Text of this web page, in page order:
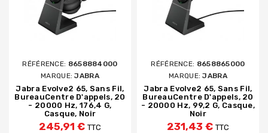
RÉFÉRENCE: 8658884000
MARQUE:JABRA
Jabra Evolve2 65, Sans Fil,
BureauCentre D'appels, 20
- 20000 Hz, 176,4 G,
Casque, Noir
245,91 € TTC
RÉFÉRENCE: 8658865000
MARQUE:JABRA
Jabra Evolve2 65, Sans Fil,
BureauCentre D'appels, 20
- 20000 Hz, 99,2 G, Casque,
Noir
231,43 € TTC